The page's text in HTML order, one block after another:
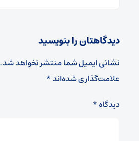
دیدگاهتان را بنویسید
نشانی ایمیل شما منتشر نخواهد شد.
علامت‌گذاری شده‌اند*
دیدگاه*